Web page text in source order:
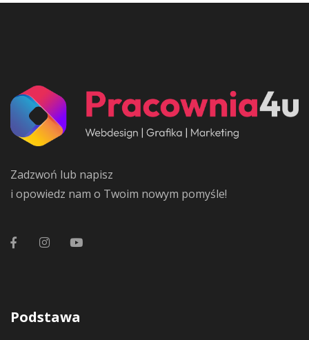
Zadzwoń lub napisz
i opowiedz nam o Twoim nowym pomyśle!
Podstawa